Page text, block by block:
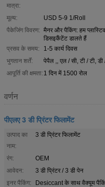
मात्रा:
मूल्य:
USD 5-9 1/Roll
पैकेजिंग विवरण: मैनर और पैकिंग: हम
डिसइकैंटेंट डालते हैं
प्रसव के समय:
1-5 कार्य दिवस
भुगतान शर्तें:
पेपैल ,, एल / सी, टी / टी, डी
आपूर्ति की क्षमता: 1 दिन में 1500 रोल
वर्णन
पीएलए 3 डी प्रिंटर फिलामेंट
उत्पाद का
नाम:
3 डी प्रिंटर फिलामेंट
रंग:
OEM
आवेदन:
3 डी प्रिंटर / 3 डी पेन
इनर पैकिंग:
Desiccant के साथ वैक्यूम